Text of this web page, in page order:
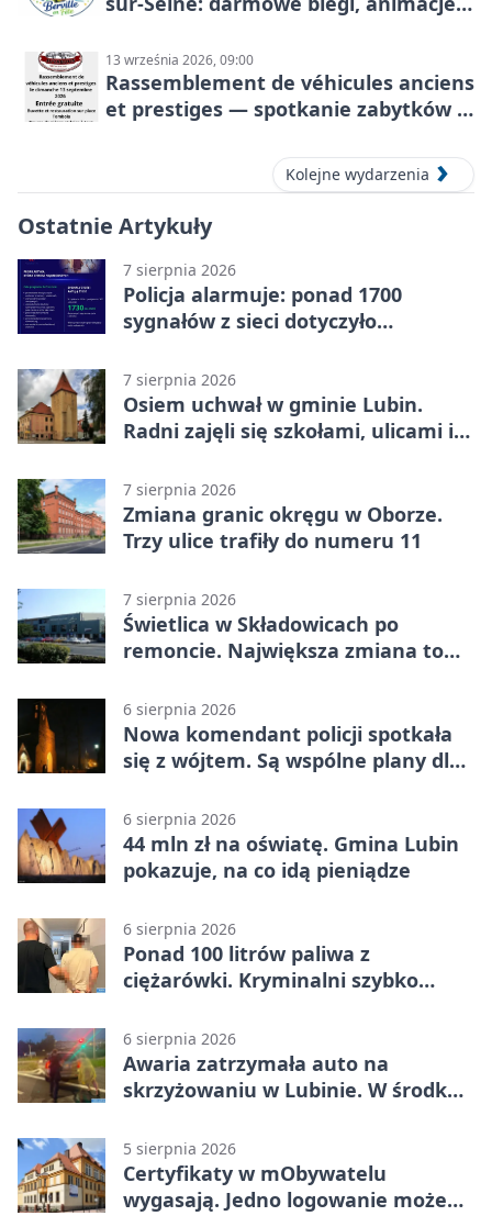
13 września 2026, 09:00
Rassemblement de véhicules anciens
et prestiges — spotkanie zabytków i
Kolejne wydarzenia
Ostatnie Artykuły
7 sierpnia 2026
Policja alarmuje: ponad 1700
sygnałów z sieci dotyczyło
7 sierpnia 2026
Osiem uchwał w gminie Lubin.
Radni zajęli się szkołami, ulicami i
7 sierpnia 2026
Zmiana granic okręgu w Oborze.
Trzy ulice trafiły do numeru 11
7 sierpnia 2026
Świetlica w Składowicach po
remoncie. Największa zmiana to
6 sierpnia 2026
Nowa komendant policji spotkała
się z wójtem. Są wspólne plany dla
6 sierpnia 2026
44 mln zł na oświatę. Gmina Lubin
pokazuje, na co idą pieniądze
6 sierpnia 2026
Ponad 100 litrów paliwa z
ciężarówki. Kryminalni szybko
6 sierpnia 2026
Awaria zatrzymała auto na
skrzyżowaniu w Lubinie. W środku
5 sierpnia 2026
Certyfikaty w mObywatelu
wygasają. Jedno logowanie może